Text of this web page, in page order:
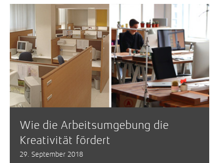
Wie die Arbeitsumgebung die
Kreativität fördert
29. September 2018